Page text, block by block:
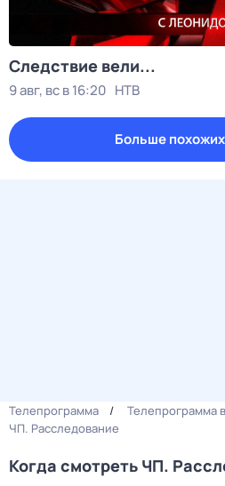
Следствие вели...
9 авг, вс в 16:20 НТВ
Больше
Телепрограмма Телепрограмма
ЧП. Расследование
Когда смотреть ЧП.